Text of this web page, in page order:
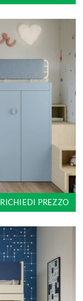
RICHIEDI PREZZO